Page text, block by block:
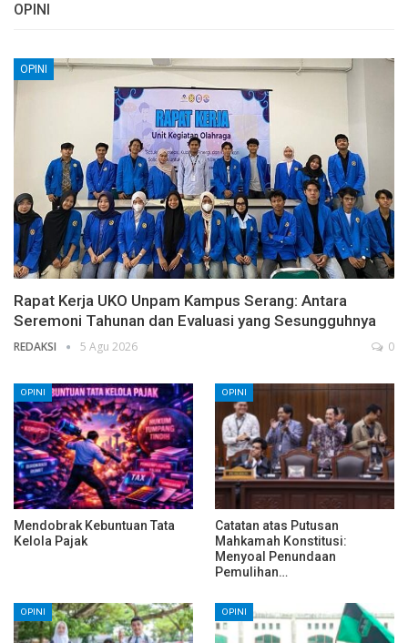
OPINI
OPINI
Rapat Kerja UKO Unpam Kampus Serang: Antara
Seremoni Tahunan dan Evaluasi yang Sesungguhnya
REDAKSI 5 Agu 2026 0
OPINI
Mendobrak Kebuntuan Tata
Kelola Pajak
OPINI
Catatan atas Putusan
Mahkamah Konstitusi:
Menyoal Penundaan
Pemulihan…
OPINI OPINI